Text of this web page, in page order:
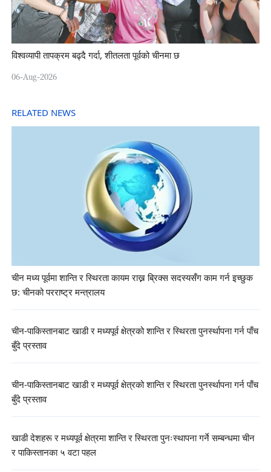
विश्वव्यापी तापक्रम बढ्दै गर्दा, शीतलता पूर्वको चीनमा छ
06-Aug-2026
RELATED NEWS
चीन मध्य पूर्वमा शान्ति र स्थिरता कायम राख्न ब्रिक्स सदस्यसँग काम गर्न इच्छुक
छ: चीनको परराष्ट्र मन्त्रालय
चीन-पाकिस्तानबाट खाडी र मध्यपूर्व क्षेत्रको शान्ति र स्थिरता पुनर्स्थापना गर्न पाँच
बुँदे प्रस्ताव
चीन-पाकिस्तानबाट खाडी र मध्यपूर्व क्षेत्रको शान्ति र स्थिरता पुनर्स्थापना गर्न पाँच
बुँदे प्रस्ताव
खाडी देशहरू र मध्यपूर्व क्षेत्रमा शान्ति र स्थिरता पुनःस्थापना गर्ने सम्बन्धमा चीन
र पाकिस्तानका ५ वटा पहल